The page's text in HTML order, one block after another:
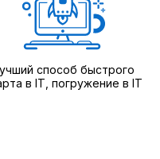
способ быстрого
в IT, погружение в IT